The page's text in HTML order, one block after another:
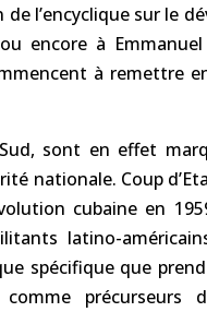
l’encyclique sur le
encore à
à remettre
sont en effet
nationale. Coup
cubaine en
latino-
spécifique que
précurseurs